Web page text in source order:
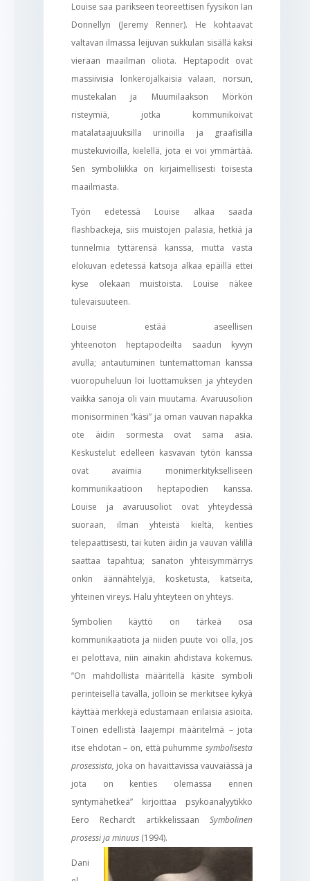
Louise saa parikseen teoreettisen fyysikon Ian
Donnellyn (Jeremy Renner). He kohtaavat
valtavan ilmassa leijuvan sukkulan sisällä kaksi
vieraan maailman oliota. Heptapodit ovat
massiivisia lonkerojalkaisia valaan, norsun,
mustekalan ja Muumilaakson Mörkön
risteymiä, jotka kommunikoivat
matalataajuuksilla urinoilla ja graafisilla
mustekuvioilla, kielellä, jota ei voi ymmärtää.
Sen symboliikka on kirjaimellisesti toisesta
maailmasta.
Työn edetessä Louise alkaa saada
flashbackeja, siis muistojen palasia, hetkiä ja
tunnelmia tyttärensä kanssa, mutta vasta
elokuvan edetessä katsoja alkaa epäillä ettei
kyse olekaan muistoista. Louise näkee
tulevaisuuteen.
Louise estää aseellisen
yhteenoton heptapodeilta saadun kyvyn
avulla; antautuminen tuntemattoman kanssa
vuoropuheluun loi luottamuksen ja yhteyden
vaikka sanoja oli vain muutama. Avaruusolion
monisorminen ”käsi” ja oman vauvan napakka
ote äidin sormesta ovat sama asia.
Keskustelut edelleen kasvavan tytön kanssa
ovat avaimia monimerkitykselliseen
kommunikaatioon heptapodien kanssa.
Louise ja avaruusoliot ovat yhteydessä
suoraan, ilman yhteistä kieltä, kenties
telepaattisesti, tai kuten äidin ja vauvan välillä
saattaa tapahtua; sanaton yhteisymmärrys
onkin äännähtelyjä, kosketusta, katseita,
yhteinen vireys. Halu yhteyteen on yhteys.
Symbolien käyttö on tärkeä osa
kommunikaatiota ja niiden puute voi olla, jos
ei pelottava, niin ainakin ahdistava kokemus.
”On mahdollista määritellä käsite symboli
perinteisellä tavalla, jolloin se merkitsee kykyä
käyttää merkkejä edustamaan erilaisia asioita.
Toinen edellistä laajempi määritelmä – jota
itse ehdotan – on, että puhummesymbolisesta
prosessista, joka on havaittavissa vauvaiässä ja
jota on kenties olemassa ennen
syntymähetkeä” kirjoittaa psykoanalyytikko
Eero Rechardt artikkelissaanSymbolinen
prosessi ja minuus(1994).
Dani